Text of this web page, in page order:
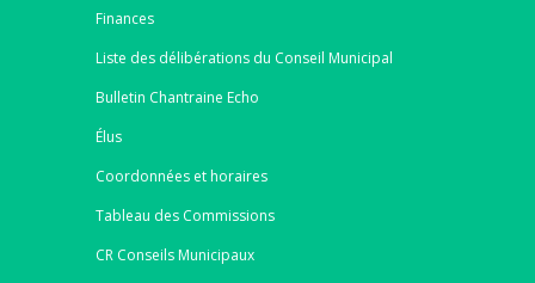
Finances
Liste des délibérations du Conseil Municipal
Bulletin Chantraine Echo
Élus
Coordonnées et horaires
Tableau des Commissions
CR Conseils Municipaux